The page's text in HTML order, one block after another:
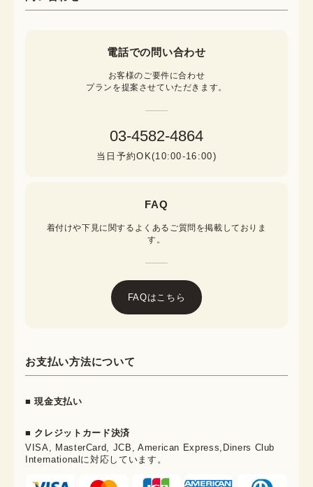
電話での問い合わせ
お客様のご要件に合わせ
プランを提案させていただきます。
03-4582-4864
当日予約OK(10:00-16:00)
FAQ
着付けや下見に関するよくあるご質問を掲載しておりま
す。
FAQはこちら
お支払い方法について
■ 現金支払い
■ クレジットカード決済
VISA, MasterCard, JCB, American Express,Diners Club
Internationalに対応しています。